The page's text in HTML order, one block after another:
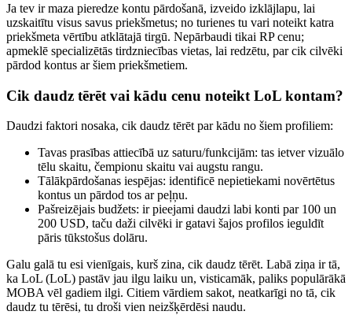
Ja tev ir maza pieredze kontu pārdošanā, izveido izklājlapu, lai
uzskaitītu visus savus priekšmetus; no turienes tu vari noteikt katra
priekšmeta vērtību atklātajā tirgū. Nepārbaudi tikai RP cenu;
apmeklē specializētās tirdzniecības vietas, lai redzētu, par cik cilvēki
pārdod kontus ar šiem priekšmetiem.
Cik daudz tērēt vai kādu cenu noteikt LoL kontam?
Daudzi faktori nosaka, cik daudz tērēt par kādu no šiem profiliem:
Tavas prasības attiecībā uz saturu/funkcijām: tas ietver vizuālo
tēlu skaitu, čempionu skaitu vai augstu rangu.
Tālākpārdošanas iespējas: identificē nepietiekami novērtētus
kontus un pārdod tos ar peļņu.
Pašreizējais budžets: ir pieejami daudzi labi konti par 100 un
200 USD, taču daži cilvēki ir gatavi šajos profilos ieguldīt
pāris tūkstošus dolāru.
Galu galā tu esi vienīgais, kurš zina, cik daudz tērēt. Labā ziņa ir tā,
ka LoL (LoL) pastāv jau ilgu laiku un, visticamāk, paliks populārākā
MOBA vēl gadiem ilgi. Citiem vārdiem sakot, neatkarīgi no tā, cik
daudz tu tērēsi, tu droši vien neizšķērdēsi naudu.